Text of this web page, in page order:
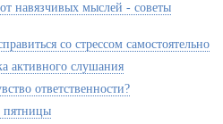
навязчивых мыслей - советы
со стрессом самостоятельно
активного слушания
ответственности?
пятницы